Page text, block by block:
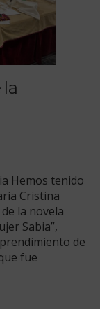
Hemos tenido
Cristina
la novela
Sabia”,
de
fue